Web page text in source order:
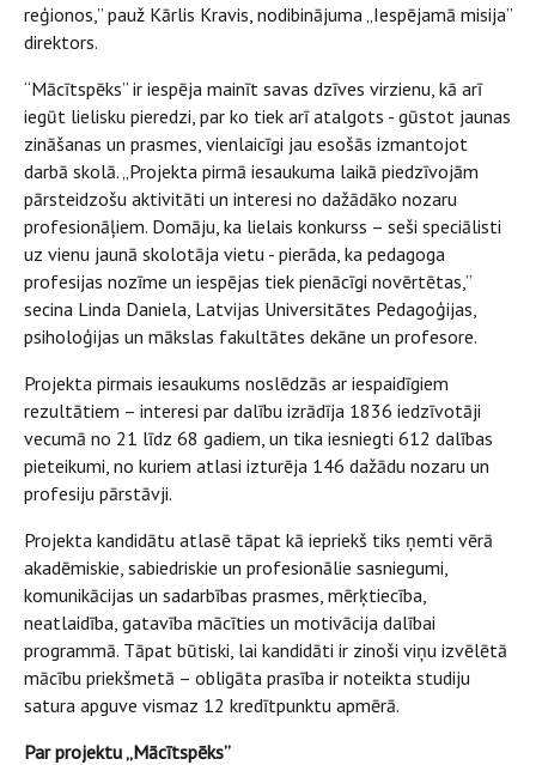
reģionos,” pauž Kārlis Kravis, nodibinājuma „Iespējamā misija”
direktors.
“Mācītspēks” ir iespēja mainīt savas dzīves virzienu, kā arī
iegūt lielisku pieredzi, par ko tiek arī atalgots - gūstot jaunas
zināšanas un prasmes, vienlaicīgi jau esošās izmantojot
darbā skolā. „Projekta pirmā iesaukuma laikā piedzīvojām
pārsteidzošu aktivitāti un interesi no dažādāko nozaru
profesionāļiem. Domāju, ka lielais konkurss – seši speciālisti
uz vienu jaunā skolotāja vietu - pierāda, ka pedagoga
profesijas nozīme un iespējas tiek pienācīgi novērtētas,”
secina Linda Daniela, Latvijas Universitātes Pedagoģijas,
psiholoģijas un mākslas fakultātes dekāne un profesore.
Projekta pirmais iesaukums noslēdzās ar iespaidīgiem
rezultātiem – interesi par dalību izrādīja 1836 iedzīvotāji
vecumā no 21 līdz 68 gadiem, un tika iesniegti 612 dalības
pieteikumi, no kuriem atlasi izturēja 146 dažādu nozaru un
profesiju pārstāvji.
Projekta kandidātu atlasē tāpat kā iepriekš tiks ņemti vērā
akadēmiskie, sabiedriskie un profesionālie sasniegumi,
komunikācijas un sadarbības prasmes, mērķtiecība,
neatlaidība, gatavība mācīties un motivācija dalībai
programmā. Tāpat būtiski, lai kandidāti ir zinoši viņu izvēlētā
mācību priekšmetā – obligāta prasība ir noteikta studiju
satura apguve vismaz 12 kredītpunktu apmērā.
Par projektu „Mācītspēks”